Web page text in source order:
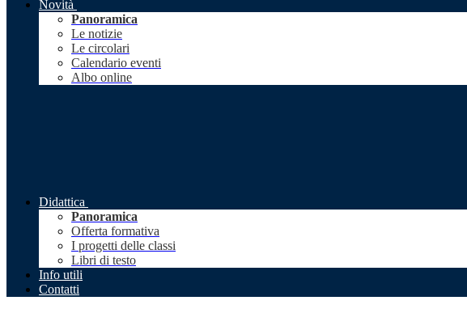
Novità
Panoramica
Le notizie
Le circolari
Calendario eventi
Albo online
Didattica
Panoramica
Offerta formativa
I progetti delle classi
Libri di testo
Info utili
Contatti